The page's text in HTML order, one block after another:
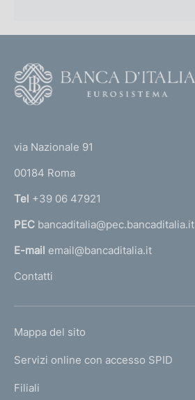
r
n
a
l
m
e
a
via Nazionale 91
00184 Roma
Tel +39 06 47921
PEC bancaditalia@pec.bancaditalia.it
E-mail email@bancaditalia.it
Contatti
L
N
K
Mappa del sito
Servizi online con accesso SPID
Filiali